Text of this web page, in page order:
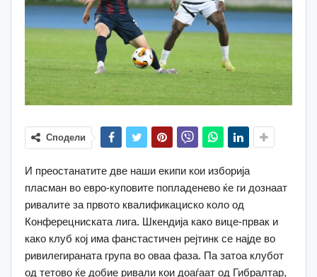
Сподели
И преостанатите две наши екипи кои изборија
пласман во евро-куповите попладенево ќе ги дознаат
ривалите за првото квалификациско коло од
Конферецниската лига. Шкендија како вице-првак и
како клуб кој има фанстастичен рејтинк се најде во
ривилегираната група во оваа фаза. Па затоа клубот
од тетово ќе добие ривали кои доаѓаат од Гибралтар,